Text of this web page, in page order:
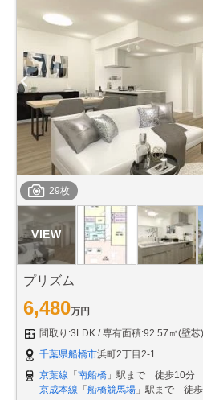
29枚
プリズム
6,480万円
間取り:3LDK
専有面積:92.57㎡(壁芯)
千葉県船橋市浜町2丁目2-1
京葉線 「南船橋 」駅まで 徒歩10分
京成本線 「船橋競馬場 」駅まで 徒